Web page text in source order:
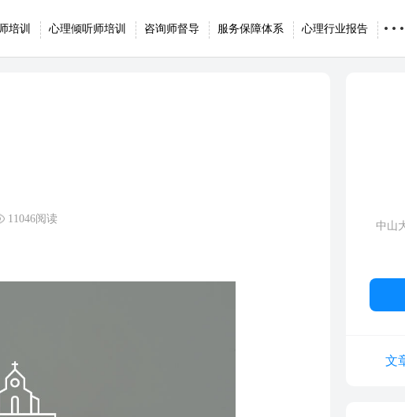
培训 心理倾听师培训 咨询师督导 服务保障体系 心理行业报告
11046阅读
中山
文